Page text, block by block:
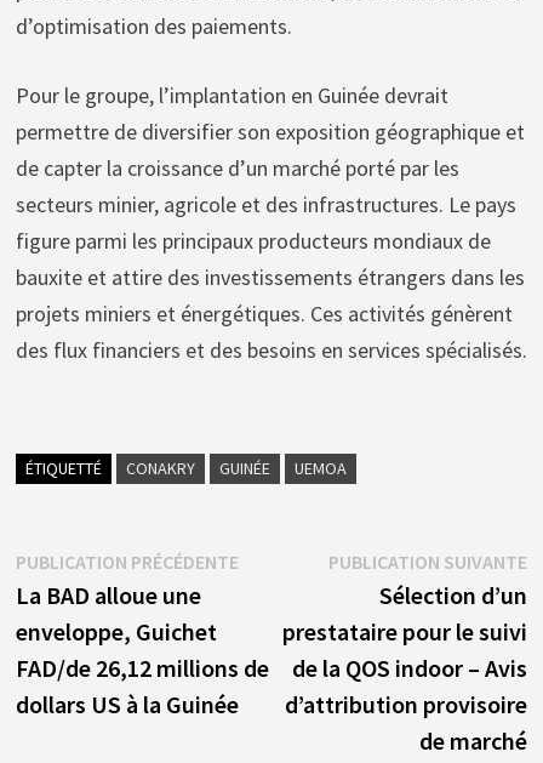
d’optimisation des paiements.
Pour le groupe, l’implantation en Guinée devrait
permettre de diversifier son exposition géographique et
de capter la croissance d’un marché porté par les
secteurs minier, agricole et des infrastructures. Le pays
figure parmi les principaux producteurs mondiaux de
bauxite et attire des investissements étrangers dans les
projets miniers et énergétiques. Ces activités génèrent
des flux financiers et des besoins en services spécialisés.
ÉTIQUETTÉ CONAKRY GUINÉE UEMOA
Navigation
de
l’article
PUBLICATION PRÉCÉDENTEPublication
La BAD alloue une
enveloppe, Guichet
FAD/de 26,12 millions de
dollars US à la Guinée
PUBLICATION SUIVANTE
Sélection d’un
prestataire pour le suivi
de la QOS indoor – Avis
d’attribution provisoire
de marché